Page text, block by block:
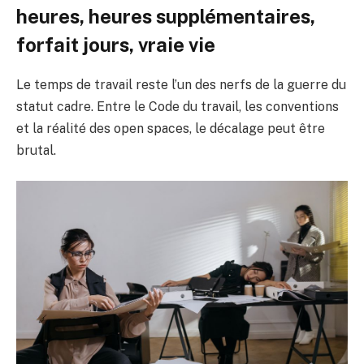
heures, heures supplémentaires,
forfait jours, vraie vie
Le temps de travail reste l’un des nerfs de la guerre du
statut cadre. Entre le Code du travail, les conventions
et la réalité des open spaces, le décalage peut être
brutal.